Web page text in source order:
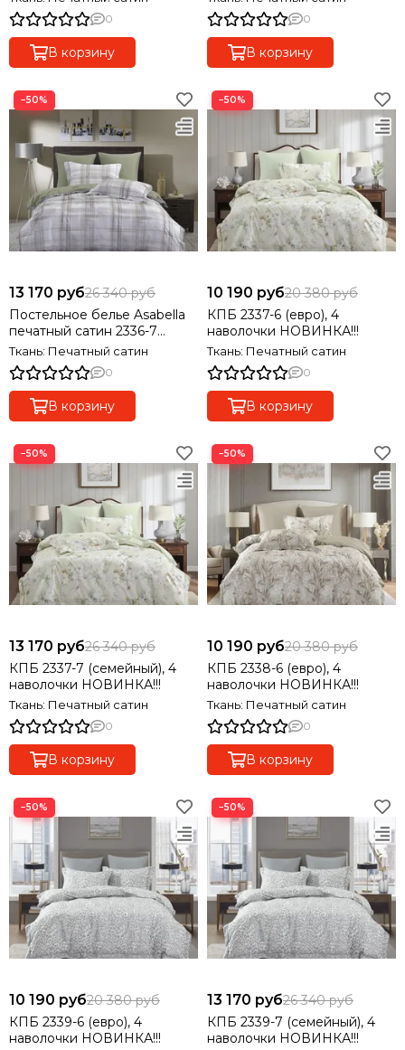
0
В корзину
0
В корзину
−50%
13 170 руб26 340 руб
Постельное белье Asabella
печатный сатин 2336-7
(семейный), 4 наволочки
Ткань: Печатный сатин
0
В корзину
−50%
10 190 руб20 380 руб
КПБ 2337-6 (евро), 4
наволочки НОВИНКА!!!
Ткань: Печатный сатин
0
В корзину
−50%
13 170 руб26 340 руб
КПБ 2337-7 (семейный), 4
наволочки НОВИНКА!!!
Ткань: Печатный сатин
0
В корзину
−50%
10 190 руб20 380 руб
КПБ 2338-6 (евро), 4
наволочки НОВИНКА!!!
Ткань: Печатный сатин
0
В корзину
−50%
10 190 руб20 380 руб
КПБ 2339-6 (евро), 4
наволочки НОВИНКА!!!
−50%
13 170 руб26 340 руб
КПБ 2339-7 (семейный), 4
наволочки НОВИНКА!!!